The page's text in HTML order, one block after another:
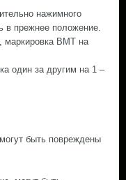
нажимного
в прежнее положение.
маркировка ВМТ на
один за другим на 1 –
быть повреждены